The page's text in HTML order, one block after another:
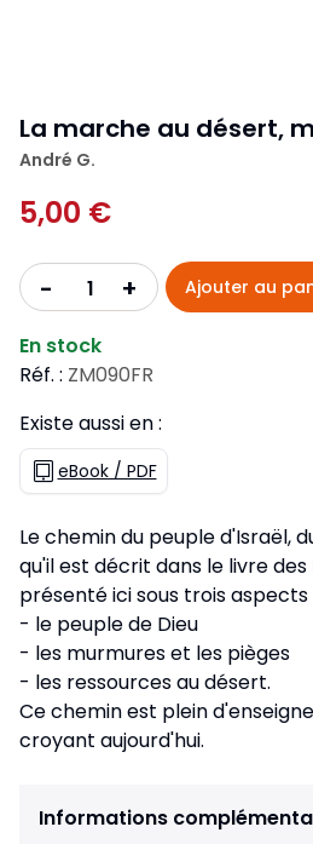
La marche au désert,
André G.
5,00 €
- + Ajouter au
En stock
Réf. : ZM090FR
Existe aussi en :
eBook / PDF
Le chemin du peuple d'Israël,
qu'il est décrit dans le livre
présenté ici sous trois aspects
- le peuple de Dieu
- les murmures et les pièges
- les ressources au désert.
Ce chemin est plein
croyant aujourd'hui.
Informations